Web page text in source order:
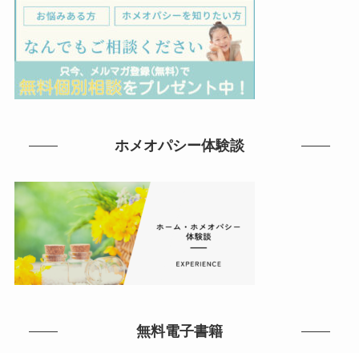
ホメオパシー体験談
無料電子書籍